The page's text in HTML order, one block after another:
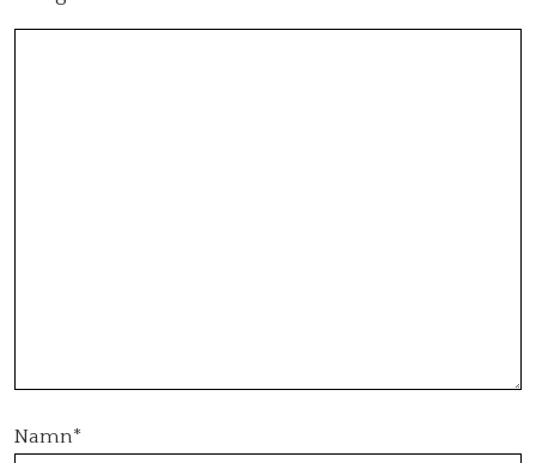
Namn*